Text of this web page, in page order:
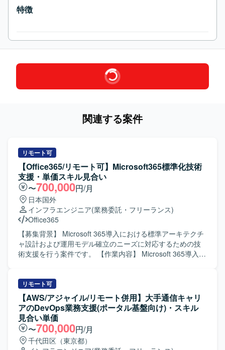
特徴
関連する案件
リモート可
【Office365/リモート可】Microsoft365標準化技術
支援・単価スキル見合い
〜700,000円/月
日本国外
インフラエンジニア(業務委託・フリーランス)
Office365
【募集背景】 Microsoft 365導入における標準アーキテクチ
ャ設計および運用モデル確立のニーズに対応するための技
術支援を行う案件です。 【作業内容】 Microsoft 365導入に
ント構成の標準モデル設計や、閉域系とインターネット系
が混在する環境におけるメールシステムの設計標準化を行
います。 Entra ID、条件付きアクセス、MFA設計テンプレ
ートの作成や、Purview（DLP・保持・監査）の標準ポリシ
ー化を実施します。 外部共有や閉域網分離環境との整合設
計、監査ログおよび証跡管理の設計を行います。 標準運用
フローの作成、アカウント・権限管理モデル設計、Power
リモート可
【AWS/アジャイル/リモート併用】大手通信キャリ
アのDevOps業務支援(ポータル基盤向け)・スキル
見合い単価
〜700,000円/月
千代田区（東京都）